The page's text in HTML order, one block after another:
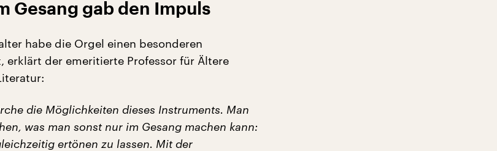
Gesang gab den Impuls
habe die Orgel einen besonderen
erklärt der emeritierte Professor für Ältere
die Möglichkeiten dieses Instruments. Man
was man sonst nur im Gesang machen kann:
ertönen zu lassen. Mit der